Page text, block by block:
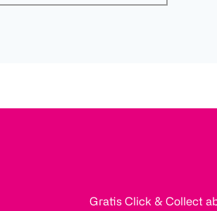
Gratis Click & Collect